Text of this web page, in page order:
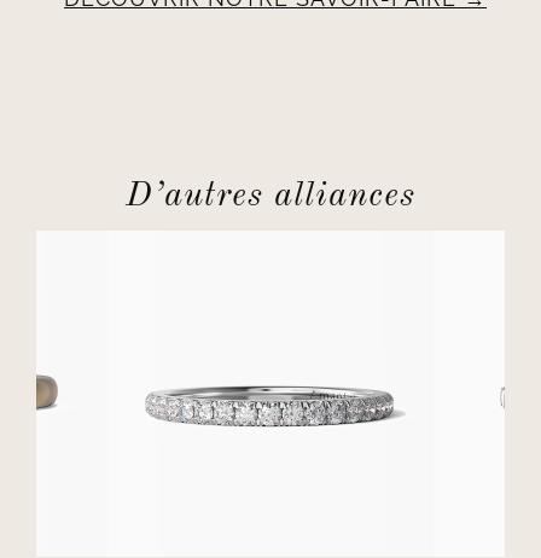
D’autres alliances